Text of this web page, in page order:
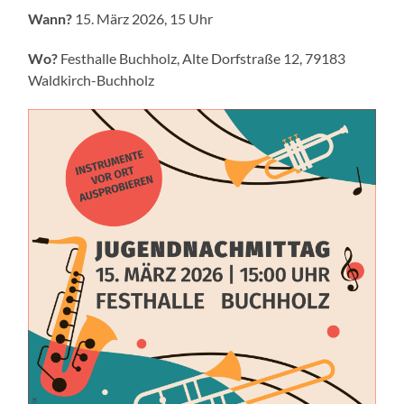
Wann? 15. März 2026, 15 Uhr
Wo? Festhalle Buchholz Alte Dorfstraße 12 79183
Waldkirch-Buchholz